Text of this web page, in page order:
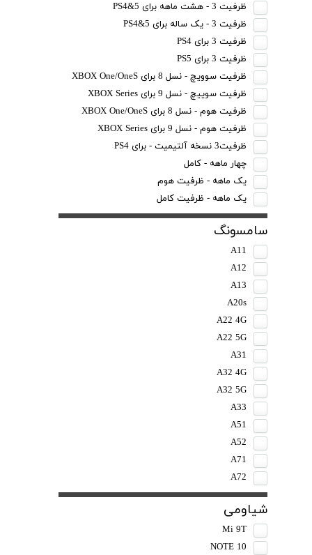
ظرفیت 3 - هشت ماهه برای PS4&5
ظرفیت 3 - یک ساله برای PS4&5
ظرفیت 3 برای PS4
ظرفیت 3 برای PS5
ظرفیت سوویچ - نسل 8 برای XBOX One/OneS
ظرفیت سوییچ - نسل 9 برای XBOX Series
ظرفیت هوم - نسل 8 برای XBOX One/OneS
ظرفیت هوم - نسل 9 برای XBOX Series
ظرفیت3 نسخه آلتیمیت - برای PS4
چهار ماهه - کامل
یک ماهه - ظرفیت هوم
یک ماهه - ظرفیت کامل
سامسونگ
A11
A12
A13
A20s
A22 4G
A22 5G
A31
A32 4G
A32 5G
A33
A51
A52
A71
A72
شیاومی
Mi 9T
NOTE 10